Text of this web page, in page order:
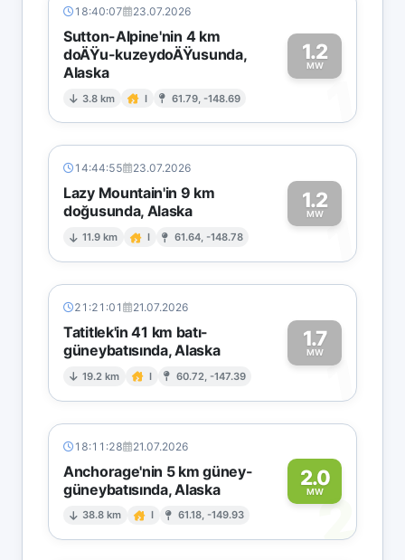
18:40:07 23.07.2026
Sutton-Alpine'nin 4 km
doÄŸu-kuzeydoÄŸusunda,
Alaska
3.8 km I 61.79, -148.69
1.2
MW
1
14:44:55 23.07.2026
Lazy Mountain'in 9 km
doğusunda, Alaska
11.9 km I 61.64, -148.78
1.2
MW1
21:21:01 21.07.2026
Tatitlek'in 41 km batı-
güneybatısında, Alaska
19.2 km I 60.72, -147.39
1.7
MW1
18:11:28 21.07.2026
Anchorage'nin 5 km güney-
güneybatısında, Alaska
38.8 km I 61.18, -149.93
2.0
MW2